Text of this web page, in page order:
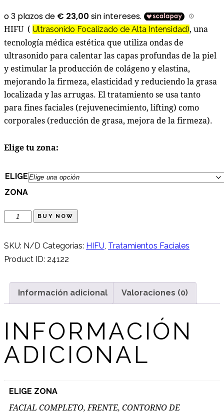
precios:
desde
69,00€
hasta
149,00€
HIFU ( Ultrasonido Focalizado de Alta Intensidad), una
tecnología médica estética que utiliza ondas de
ultrasonido para calentar las capas profundas de la piel
y estimular la producción de colágeno y elastina,
mejorando la firmeza, elasticidad y reduciendo la grasa
localizada y las arrugas. El tratamiento se usa tanto
para fines faciales (rejuvenecimiento, lifting) como
corporales (reducción de grasa, mejora de la firmeza).
Elige tu zona:
ELIGE
ZONA
Tratamiento
HIFU
cantidad
BUY NOW
SKU: N/D Categorías: HIFU Tratamientos Faciales
Product ID: 24122
Información adicional Valoraciones (0)
INFORMACIÓN
ADICIONAL
ELIGE ZONA
FACIAL COMPLETO, FRENTE, CONTORNO DE